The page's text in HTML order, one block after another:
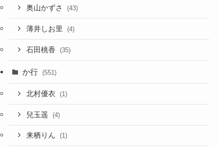
奥山かずさ (43)
薄井しお里 (4)
石田桃香 (35)
か行 (551)
北村優衣 (1)
兒玉遥 (4)
来栖りん (1)